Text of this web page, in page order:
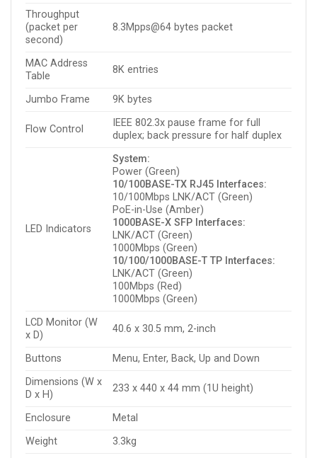
Throughput
(packet per
second)
8.3Mpps@64 bytes packet
MAC Address
Table
8K entries
Jumbo Frame 9K bytes
Flow Control
IEEE 802.3x pause frame for full
duplex; back pressure for half duplex
LED Indicators
System:
Power (Green)
10/100BASE-TX RJ45 Interfaces:
10/100Mbps LNK/ACT (Green)
PoE-in-Use (Amber)
1000BASE-X SFP Interfaces:
LNK/ACT (Green)
1000Mbps (Green)
10/100/1000BASE-T TP Interfaces:
LNK/ACT (Green)
100Mbps (Red)
1000Mbps (Green)
LCD Monitor (W
x D)
40.6 x 30.5 mm, 2-inch
Buttons
Menu, Enter, Back, Up and Down
Dimensions (W x
D x H)
233 x 440 x 44 mm (1U height)
Enclosure
Metal
Weight
3.3kg